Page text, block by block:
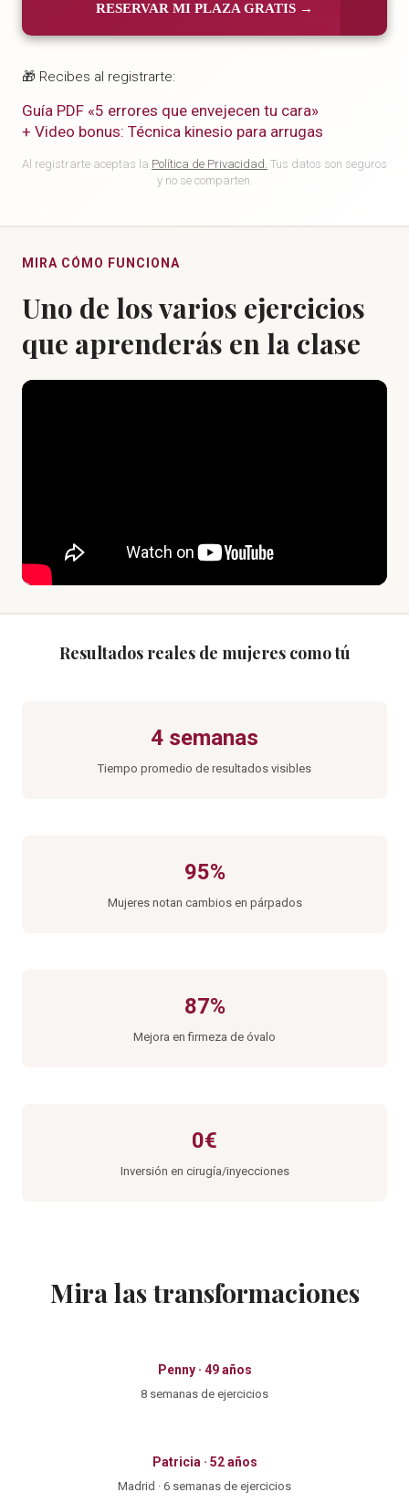
RESERVAR MI PLAZA GRATIS →
🎁 Recibes al registrarte:
Guía PDF «5 errores que envejecen tu cara»
+ Video bonus: Técnica kinesio para arrugas
Al registrarte aceptas la Política de Privacidad. Tus datos son seguros
y no se comparten.
MIRA CÓMO FUNCIONA
Uno de los varios ejercicios
que aprenderás en la clase
Resultados reales de mujeres como tú
4 semanas
Tiempo promedio de resultados visibles
95%
Mujeres notan cambios en párpados
87%
Mejora en firmeza de óvalo
0€
Inversión en cirugía/inyecciones
Mira las transformaciones
Penny · 49 años
8 semanas de ejercicios
Patricia · 52 años
Madrid · 6 semanas de ejercicios